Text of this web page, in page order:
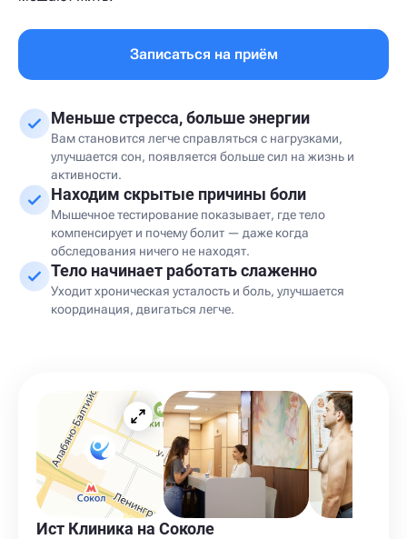
Записаться на приём
Меньше стресса, больше энергии
Вам становится легче справляться с нагрузками,
улучшается сон, появляется больше сил на жизнь и
активности.
Находим скрытые причины боли
Мышечное тестирование показывает, где тело
компенсирует и почему болит — даже когда
обследования ничего не находят.
Тело начинает работать слаженно
Уходит хроническая усталость и боль, улучшается
координация, двигаться легче.
Ист Клиника на Соколе